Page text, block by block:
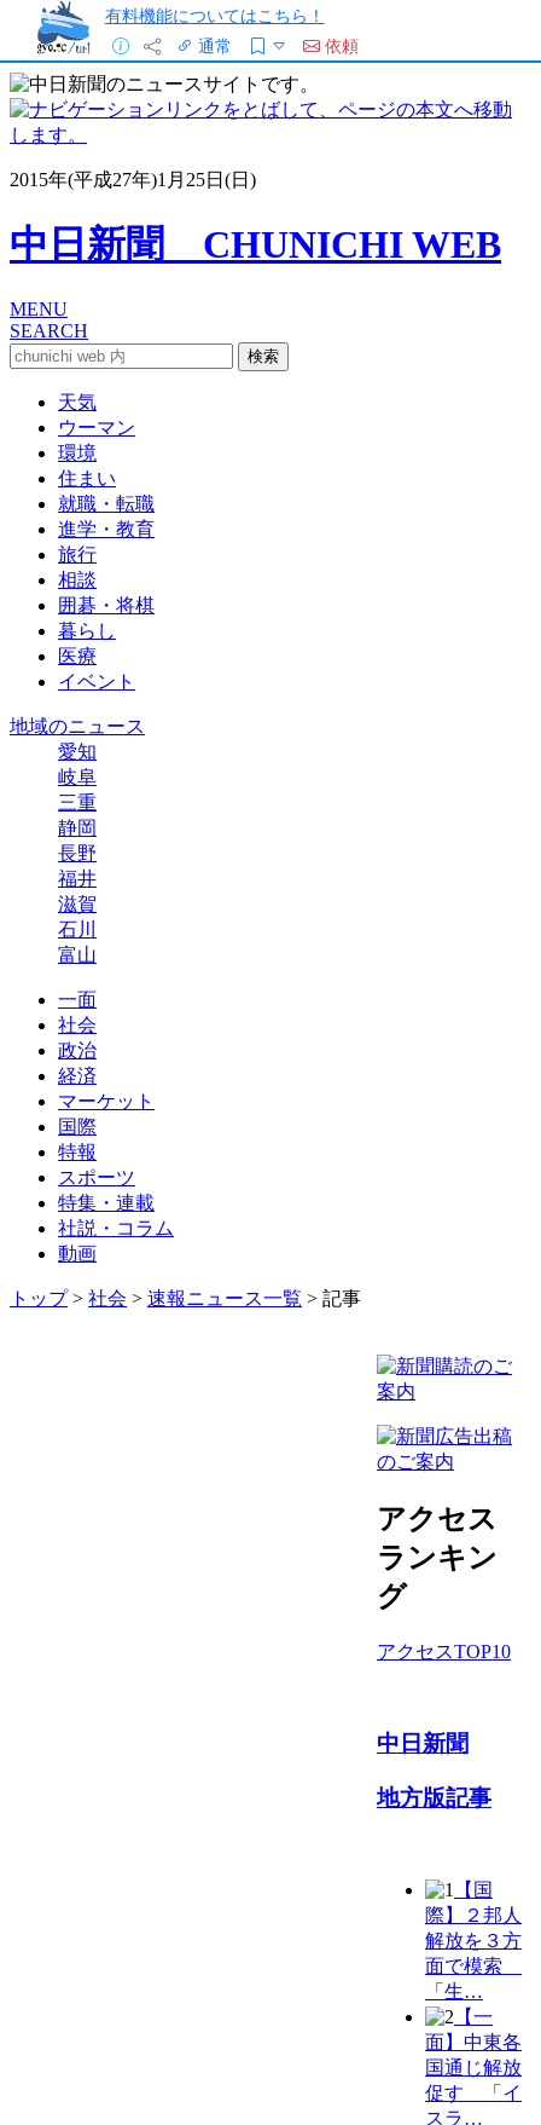
有料機能についてはこちら！
通常
依頼